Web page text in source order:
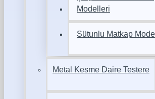
Modelleri
Sütunlu Matkap
Metal Kesme Daire Testere